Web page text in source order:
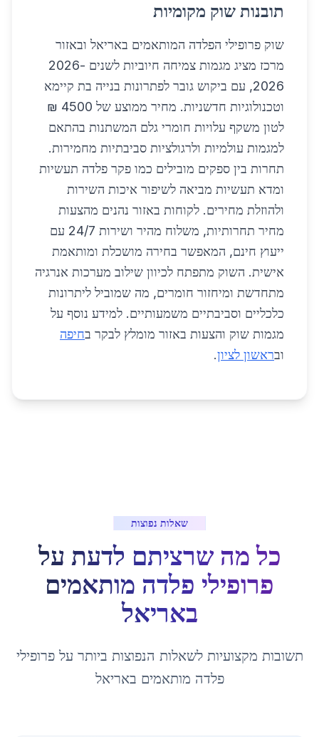
תובנות שוק מקומיות
שוק פרופילי הפלדה המותאמים באריאל ובאזור
מרכז מציג מגמות צמיחה חיוביות לשנים 2026-
2026, עם ביקוש גובר לפתרונות בנייה בת קיימא
וטכנולוגיות חדשניות. מחיר ממוצע של 4500 ₪
לטון משקף עלויות חומרי גלם המשתנות בהתאם
למגמות עולמיות ולרגולציות סביבתיות מחמירות.
תחרות בין ספקים מובילים כמו פקר פלדה תעשיות
ומדא תעשיות מביאה לשיפור איכות השירות
ולהוזלת מחירים. לקוחות באזור נהנים מהצעות
מחיר תחרותיות, משלוח מהיר ושירות 24/7 עם
ייעוץ חינם, המאפשר בחירה מושכלת ומותאמת
אישית. השוק מתפתח לכיוון שילוב מערכות אנרגיה
מתחדשת ומיחזור חומרים, מה שמוביל ליתרונות
כלכליים וסביבתיים משמעותיים. למידע נוסף על
מגמות שוק והצעות באזור מומלץ לבקר בחיפה
ובראשון לציון.
שאלות נפוצות
כל מה שרציתם לדעת על
פרופילי פלדה מותאמים
באריאל
תשובות מקצועיות לשאלות הנפוצות ביותר עלפרופילי
פלדה מותאמים באריאל